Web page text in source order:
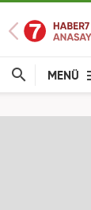
MENÜ